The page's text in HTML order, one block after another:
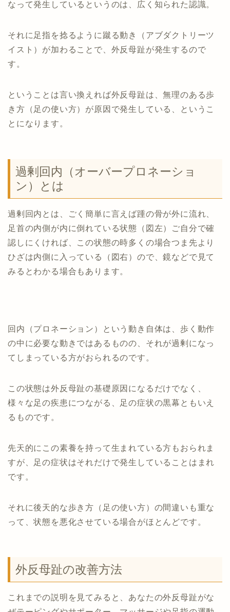
なって発生しているというのは、広く知られた認識。
それに足指を捻るように蹴る動き（アブダクトリーツ
イスト）が加わることで、外反母趾が発生するので
す。
ということは言い換えれば外反母趾は、無理のある歩
き方（足の使い方）が原因で発生している、というこ
とになります。
過剰回内（オーバープロネーショ
ン）とは
過剰回内とは、ごく簡単に言えば踵の骨が外に流れ、
足首の内側が内に倒れている状態（図左）ご自分で確
認しにくければ、この状態の時多くの場合つま先より
ひざは内側に入っている（図右）ので、鏡などで見て
みるとわかる場合もあります。
回内（プロネーション）という動き自体は、歩く動作
の中に必要な動きではあるものの、それが過剰になっ
てしまっている方がおられるのです。
この状態は外反母趾の基礎原因になるだけでなく、
様々な足の疾患につながる、足の症状の黒幕ともいえ
るものです。
先天的にこの素養を持って生まれている方もおられま
すが、足の症状はそれだけで発生していることはまれ
です。
それに後天的な歩き方（足の使い方）の間違いも重な
って、状態を悪化させている場合がほとんどです。
外反母趾の改善方法
これまでの説明を見てみると、あなたの外反母趾がな